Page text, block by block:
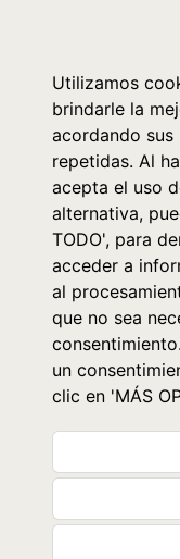
Utilizamos
brindarle la
acordando
repetidas. Al
acepta el uso
alternativa,
TODO', para
acceder a
al
que no sea
un
clic en 'MÁS